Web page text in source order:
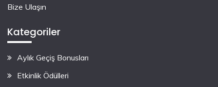
Bize Ulaşın
Kategoriler
Aylık Geçiş Bonusları
Etkinlik Ödülleri